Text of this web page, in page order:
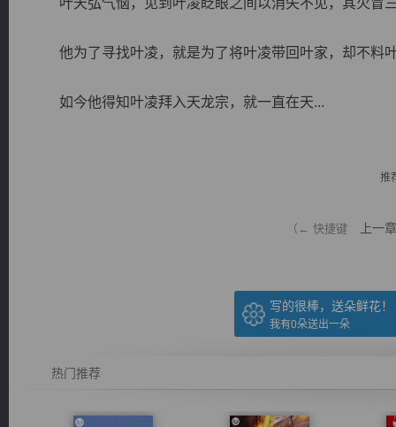
叶天弘气恼，见到叶凌眨眼之间以消失不见，其火冒
他为了寻找叶凌，就是为了将叶凌带回叶家，却不料
如今他得知叶凌拜入天龙宗，就一直在天...
推
（← 快捷键 上一章
写的很棒，送朵鲜花！
我有0朵送出一朵
热门推荐